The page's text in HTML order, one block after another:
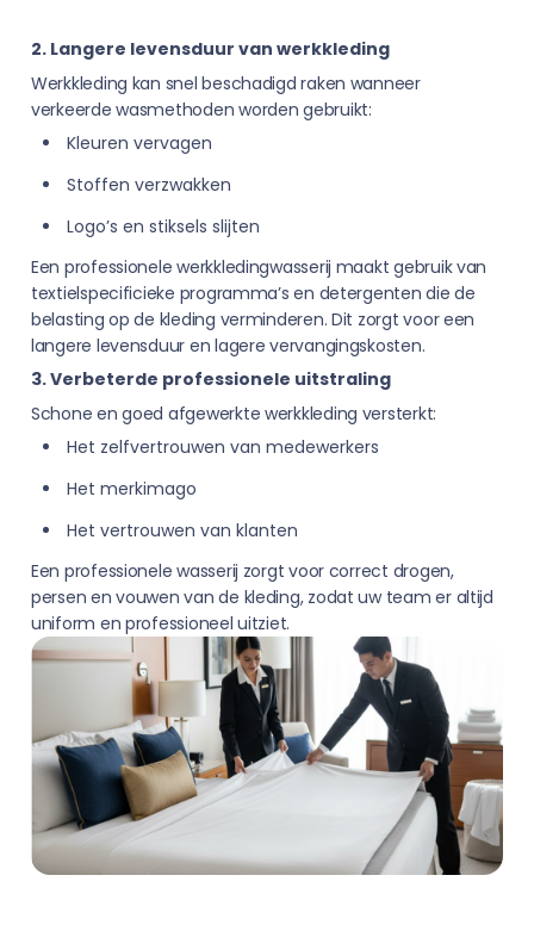
2. Langere levensduur van werkkleding
Werkkleding kan snel beschadigd raken wanneer
verkeerde wasmethoden worden gebruikt:
Kleuren vervagen
Stoffen verzwakken
Logo’s en stiksels slijten
Een professionele werkkledingwasserij maakt gebruik van
textielspecificieke programma’s en detergenten die de
belasting op de kleding verminderen. Dit zorgt voor een
langere levensduur en lagere vervangingskosten.
3. Verbeterde professionele uitstraling
Schone en goed afgewerkte werkkleding versterkt:
Het zelfvertrouwen van medewerkers
Het merkimago
Het vertrouwen van klanten
Een professionele wasserij zorgt voor correct drogen,
persen en vouwen van de kleding, zodat uw team er altijd
uniform en professioneel uitziet.